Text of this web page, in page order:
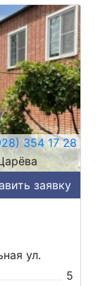
354 17 28
заявку
ул.
5